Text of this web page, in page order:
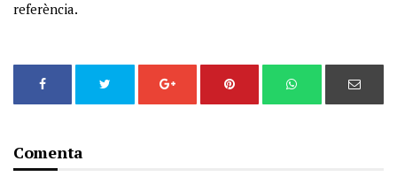
referència.
Comenta